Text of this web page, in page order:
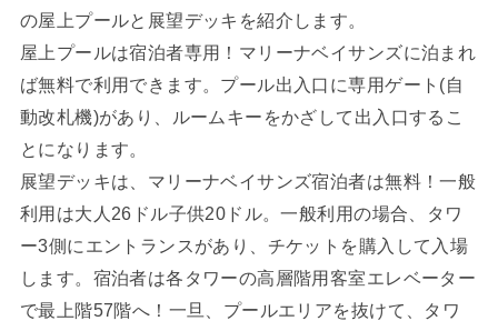
の屋上プールと展望デッキを紹介します。
屋上プールは宿泊者専用！マリーナベイサンズに泊まれ
ば無料で利用できます。プール出入口に専用ゲート(自
動改札機)があり、ルームキーをかざして出入口するこ
とになります。
展望デッキは、マリーナベイサンズ宿泊者は無料！一般
利用は大人26ドル子供20ドル。一般利用の場合、タワ
ー3側にエントランスがあり、チケットを購入して入場
します。宿泊者は各タワーの高層階用客室エレベーター
で最上階57階へ！一旦、プールエリアを抜けて、タワ